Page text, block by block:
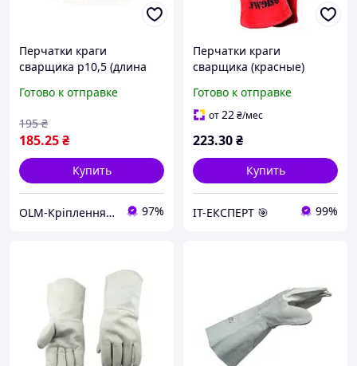
Перчатки краги
сварщика р10,5 (длина
Готово к отправке
185.25₴
195 ₴
Купить
OLM-Кріплення-експерт 97%
Перчатки краги
сварщика (красные)
Готово к отправке
от22₴/мес
223.30₴
Купить
ІТ-ЕКСПЕРТ 🎯 99%